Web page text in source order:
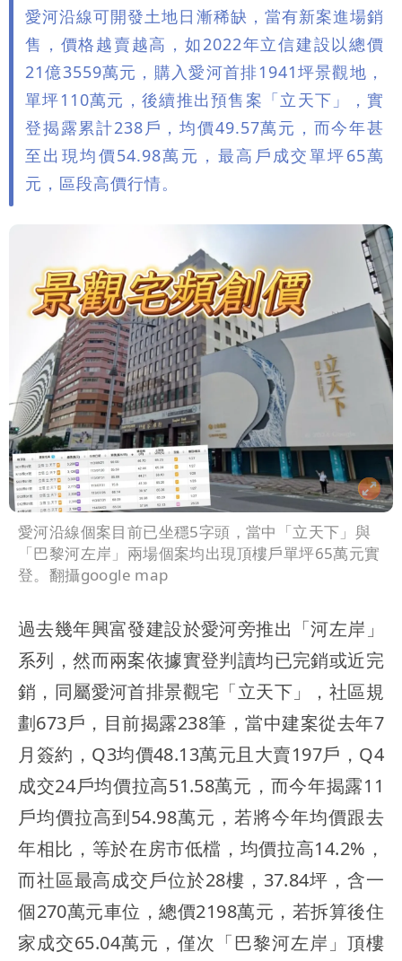
愛河沿線可開發土地日漸稀缺，當有新案進場銷
售，價格越賣越高，如2022年立信建設以總價
21億3559萬元，購入愛河首排1941坪景觀地，
單坪110萬元，後續推出預售案「立天下」，實
登揭露累計238戶，均價49.57萬元，而今年甚
至出現均價54.98萬元，最高戶成交單坪65萬
元，區段高價行情。
愛河沿線個案目前已坐穩5字頭，當中「立天下」與
「巴黎河左岸」兩場個案均出現頂樓戶單坪65萬元實
登。翻攝google map
過去幾年興富發建設於愛河旁推出「河左岸」
系列，然而兩案依據實登判讀均已完銷或近完
銷，同屬愛河首排景觀宅「立天下」，社區規
劃673戶，目前揭露238筆，當中建案從去年7
月簽約，Q3均價48.13萬元且大賣197戶，Q4
成交24戶均價拉高51.58萬元，而今年揭露11
戶均價拉高到54.98萬元，若將今年均價跟去
年相比，等於在房市低檔，均價拉高14.2%，
而社區最高成交戶位於28樓，37.84坪，含一
個270萬元車位，總價2198萬元，若拆算後住
家成交65.04萬元，僅次「巴黎河左岸」頂樓